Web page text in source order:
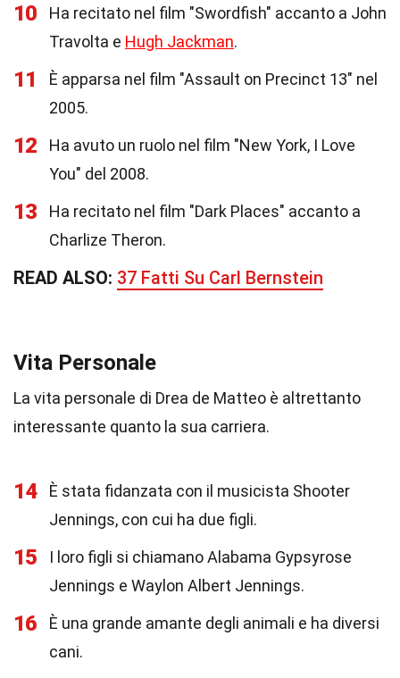
10
Ha recitato nel film "Swordfish" accanto a John
Travolta e Hugh Jackman.
11
È apparsa nel film "Assault on Precinct 13" nel
2005.
12
Ha avuto un ruolo nel film "New York, I Love
You" del 2008.
13
Ha recitato nel film "Dark Places" accanto a
Charlize Theron.
READ ALSO: 37 Fatti Su Carl Bernstein
Vita Personale
La vita personale di Drea de Matteo è altrettanto
interessante quanto la sua carriera.
14
È stata fidanzata con il musicista Shooter
Jennings, con cui ha due figli.
15
I loro figli si chiamano Alabama Gypsyrose
Jennings e Waylon Albert Jennings.
16
È una grande amante degli animali e ha diversi
cani.